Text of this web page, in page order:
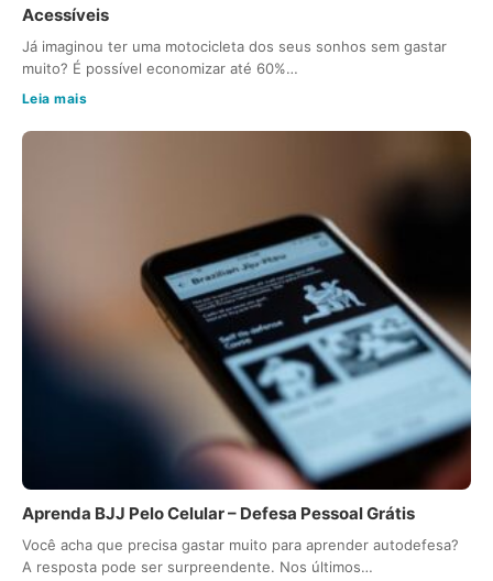
Acessíveis
Já imaginou ter uma motocicleta dos seus sonhos sem gastar
muito? É possível economizar até 60%…
Leia mais
Aprenda BJJ Pelo Celular – Defesa Pessoal Grátis
Você acha que precisa gastar muito para aprender autodefesa?
A resposta pode ser surpreendente. Nos últimos…